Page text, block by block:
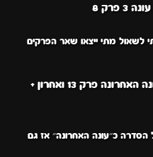
3 פרק 8
לשאול מתי ייצאו שאר הפרקים
גולדן קמואי העונה האחרונה פרק 13 ואחרון +
כ״עונה האחרונה״ אז גם